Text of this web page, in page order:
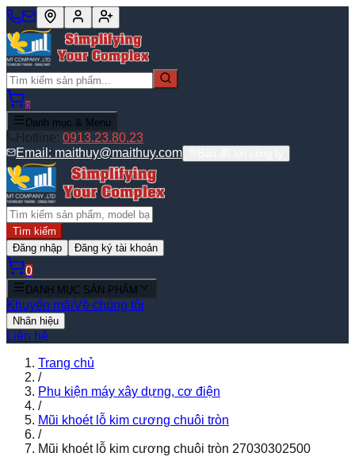
0
Danh mục & Menu
Hotline: 0913.23.80.23
Email: maithuy@maithuy.com
Tìm kiếm
Đăng nhập
Đăng ký tài khoản
0
DANH MỤC SẢN PHẨM
Khuyến mãiVề chúng tôi
Nhãn hiệu
Liên hệ
Trang chủ
/
Phụ kiện máy xây dựng, cơ điện
/
Mũi khoét lỗ kim cương chuôi tròn
/
Mũi khoét lỗ kim cương chuôi tròn 27030302500